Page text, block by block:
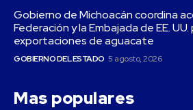
Gobierno de Michoacán coordina
Federación y la Embajada de EE.
exportaciones de aguacate
GOBIERNO DEL ESTADO 5 agosto, 2026
Mas populares